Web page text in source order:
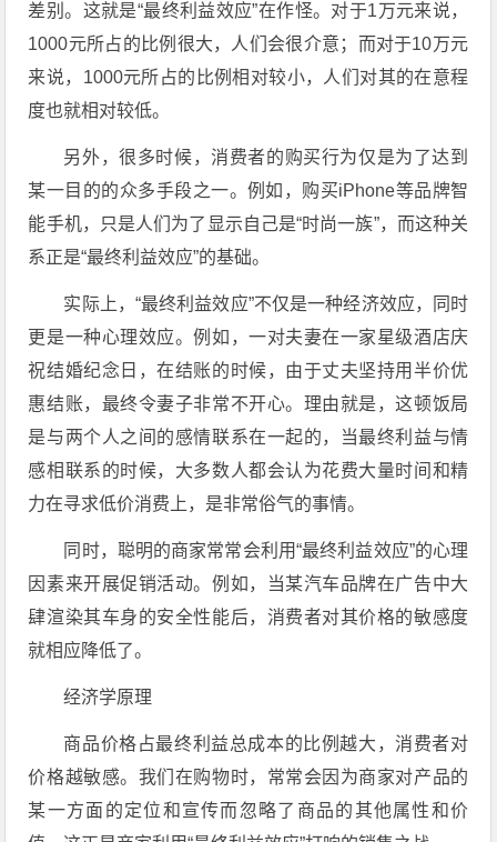
差别。这就是“最终利益效应”在作怪。对于1万元来说，
1000元所占的比例很大，人们会很介意；而对于10万元
来说，1000元所占的比例相对较小，人们对其的在意程
度也就相对较低。
另外，很多时候，消费者的购买行为仅是为了达到
某一目的的众多手段之一。例如，购买iPhone等品牌智
能手机，只是人们为了显示自己是“时尚一族”，而这种关
系正是“最终利益效应”的基础。
实际上，“最终利益效应”不仅是一种经济效应，同时
更是一种心理效应。例如，一对夫妻在一家星级酒店庆
祝结婚纪念日，在结账的时候，由于丈夫坚持用半价优
惠结账，最终令妻子非常不开心。理由就是，这顿饭局
是与两个人之间的感情联系在一起的，当最终利益与情
感相联系的时候，大多数人都会认为花费大量时间和精
力在寻求低价消费上，是非常俗气的事情。
同时，聪明的商家常常会利用“最终利益效应”的心理
因素来开展促销活动。例如，当某汽车品牌在广告中大
肆渲染其车身的安全性能后，消费者对其价格的敏感度
就相应降低了。
经济学原理
商品价格占最终利益总成本的比例越大，消费者对
价格越敏感。我们在购物时，常常会因为商家对产品的
某一方面的定位和宣传而忽略了商品的其他属性和价